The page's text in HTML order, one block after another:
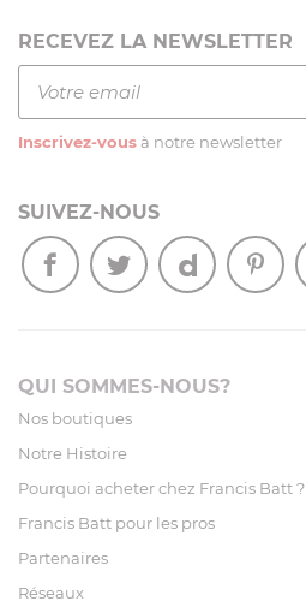
RECEVEZ LA NEWSLETTER
Inscrivez-vous à notre newsletter
SUIVEZ-NOUS
QUI SOMMES-NOUS?
Nos boutiques
Notre Histoire
Pourquoi acheter chez Francis Batt ?
Francis Batt pour les pros
Partenaires
Réseaux